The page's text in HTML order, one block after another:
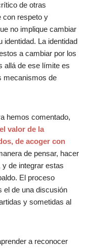
de otras
con respeto y
no implique cambiar
identidad. La identidad
a cambiar por los
allá de ese límite es
mecanismos de
hemos comentado,
valor de la
de acoger con
de pensar, hacer
de integrar estas
El proceso
el de una discusión
y sometidas al
a reconocer